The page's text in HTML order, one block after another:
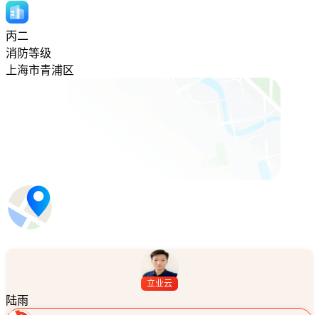
丙二
消防等级
上海市青浦区
立业云
陆雨